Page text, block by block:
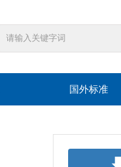
国外标准